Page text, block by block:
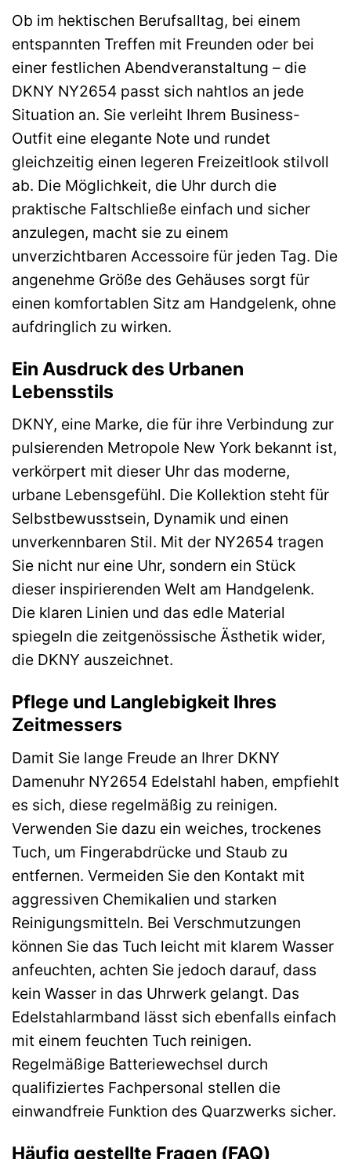
Ob im hektischen Berufsalltag, bei einem
entspannten Treffen mit Freunden oder bei
einer festlichen Abendveranstaltung – die
DKNY NY2654 passt sich nahtlos an jede
Situation an. Sie verleiht Ihrem Business-
Outfit eine elegante Note und rundet
gleichzeitig einen legeren Freizeitlook stilvoll
ab. Die Möglichkeit, die Uhr durch die
praktische Faltschließe einfach und sicher
anzulegen, macht sie zu einem
unverzichtbaren Accessoire für jeden Tag. Die
angenehme Größe des Gehäuses sorgt für
einen komfortablen Sitz am Handgelenk, ohne
aufdringlich zu wirken.
Ein Ausdruck des Urbanen
Lebensstils
DKNY, eine Marke, die für ihre Verbindung zur
pulsierenden Metropole New York bekannt ist,
verkörpert mit dieser Uhr das moderne,
urbane Lebensgefühl. Die Kollektion steht für
Selbstbewusstsein, Dynamik und einen
unverkennbaren Stil. Mit der NY2654 tragen
Sie nicht nur eine Uhr, sondern ein Stück
dieser inspirierenden Welt am Handgelenk.
Die klaren Linien und das edle Material
spiegeln die zeitgenössische Ästhetik wider,
die DKNY auszeichnet.
Pflege und Langlebigkeit Ihres
Zeitmessers
Damit Sie lange Freude an Ihrer DKNY
Damenuhr NY2654 Edelstahl haben, empfiehlt
es sich, diese regelmäßig zu reinigen.
Verwenden Sie dazu ein weiches, trockenes
Tuch, um Fingerabdrücke und Staub zu
entfernen. Vermeiden Sie den Kontakt mit
aggressiven Chemikalien und starken
Reinigungsmitteln. Bei Verschmutzungen
können Sie das Tuch leicht mit klarem Wasser
anfeuchten, achten Sie jedoch darauf, dass
kein Wasser in das Uhrwerk gelangt. Das
Edelstahlarmband lässt sich ebenfalls einfach
mit einem feuchten Tuch reinigen.
Regelmäßige Batteriewechsel durch
qualifiziertes Fachpersonal stellen die
einwandfreie Funktion des Quarzwerks sicher.
Häufig gestellte Fragen (FAQ)